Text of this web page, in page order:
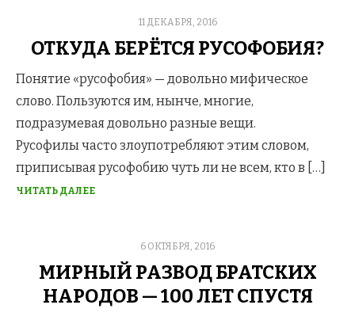
POSTED
11 ДЕКАБРЯ, 2016
ОТКУДА БЕРЁТСЯ РУСОФОБИЯ?
Понятие «русофобия» — довольно мифическое
слово. Пользуются им, нынче, многие,
подразумевая довольно разные вещи.
Русофилы часто злоупотребляют этим словом,
приписывая русофобию чуть ли не всем, кто в […]
ЧИТАТЬ ДАЛЕЕ
POSTED
6 ОКТЯБРЯ, 2016
МИРНЫЙ РАЗВОД БРАТСКИХ
НАРОДОВ — 100 ЛЕТ СПУСТЯ